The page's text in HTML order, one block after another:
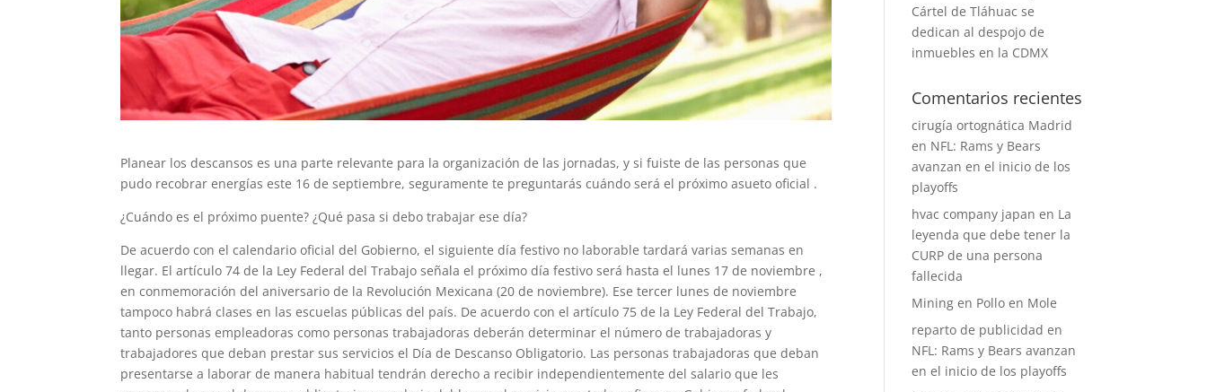
Planear los descansos es una parte relevante para la organización de las jornadas, y si fuiste de las personas que
pudo recobrar energías este 16 de septiembre, seguramente te preguntarás cuándo será el próximo asueto oficial .
¿Cuándo es el próximo puente? ¿Qué pasa si debo trabajar ese día?
De acuerdo con el calendario oficial del Gobierno, el siguiente día festivo no laborable tardará varias semanas en
llegar. El artículo 74 de la Ley Federal del Trabajo señala el próximo día festivo será hasta el lunes 17 de noviembre ,
en conmemoración del aniversario de la Revolución Mexicana (20 de noviembre). Ese tercer lunes de noviembre
tampoco habrá clases en las escuelas públicas del país. De acuerdo con el artículo 75 de la Ley Federal del Trabajo,
tanto personas empleadoras como personas trabajadoras deberán determinar el número de trabajadoras y
trabajadores que deban prestar sus servicios el Día de Descanso Obligatorio. Las personas trabajadoras que deban
presentarse a laborar de manera habitual tendrán derecho a recibir independientemente del salario que les
Cártel de Tláhuac se
dedican al despojo de
inmuebles en la CDMX
Comentarios recientes
cirugía ortognática Madrid
en NFL: Rams y Bears
avanzan en el inicio de los
playoffs
hvac company japan en La
leyenda que debe tener la
CURP de una persona
fallecida
Mining en Pollo en Mole
reparto de publicidad en
NFL: Rams y Bears avanzan
en el inicio de los playoffs